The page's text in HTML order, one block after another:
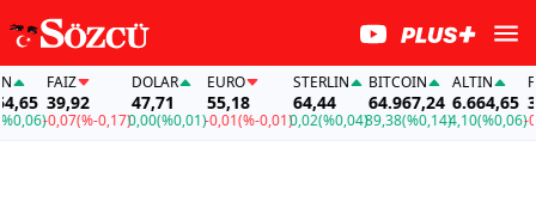
FAİZ
39,92
-0,07(%-0,17)
DOLAR
47,71
0,00(%0,01)
EURO
55,18
-0,01(%-0,01)
STERLIN
64,44
0,02(%0,04)
BITCOIN
64.967,24
89,38(%0,14)
ALTIN
6.664,65
4,10(%0,06)-